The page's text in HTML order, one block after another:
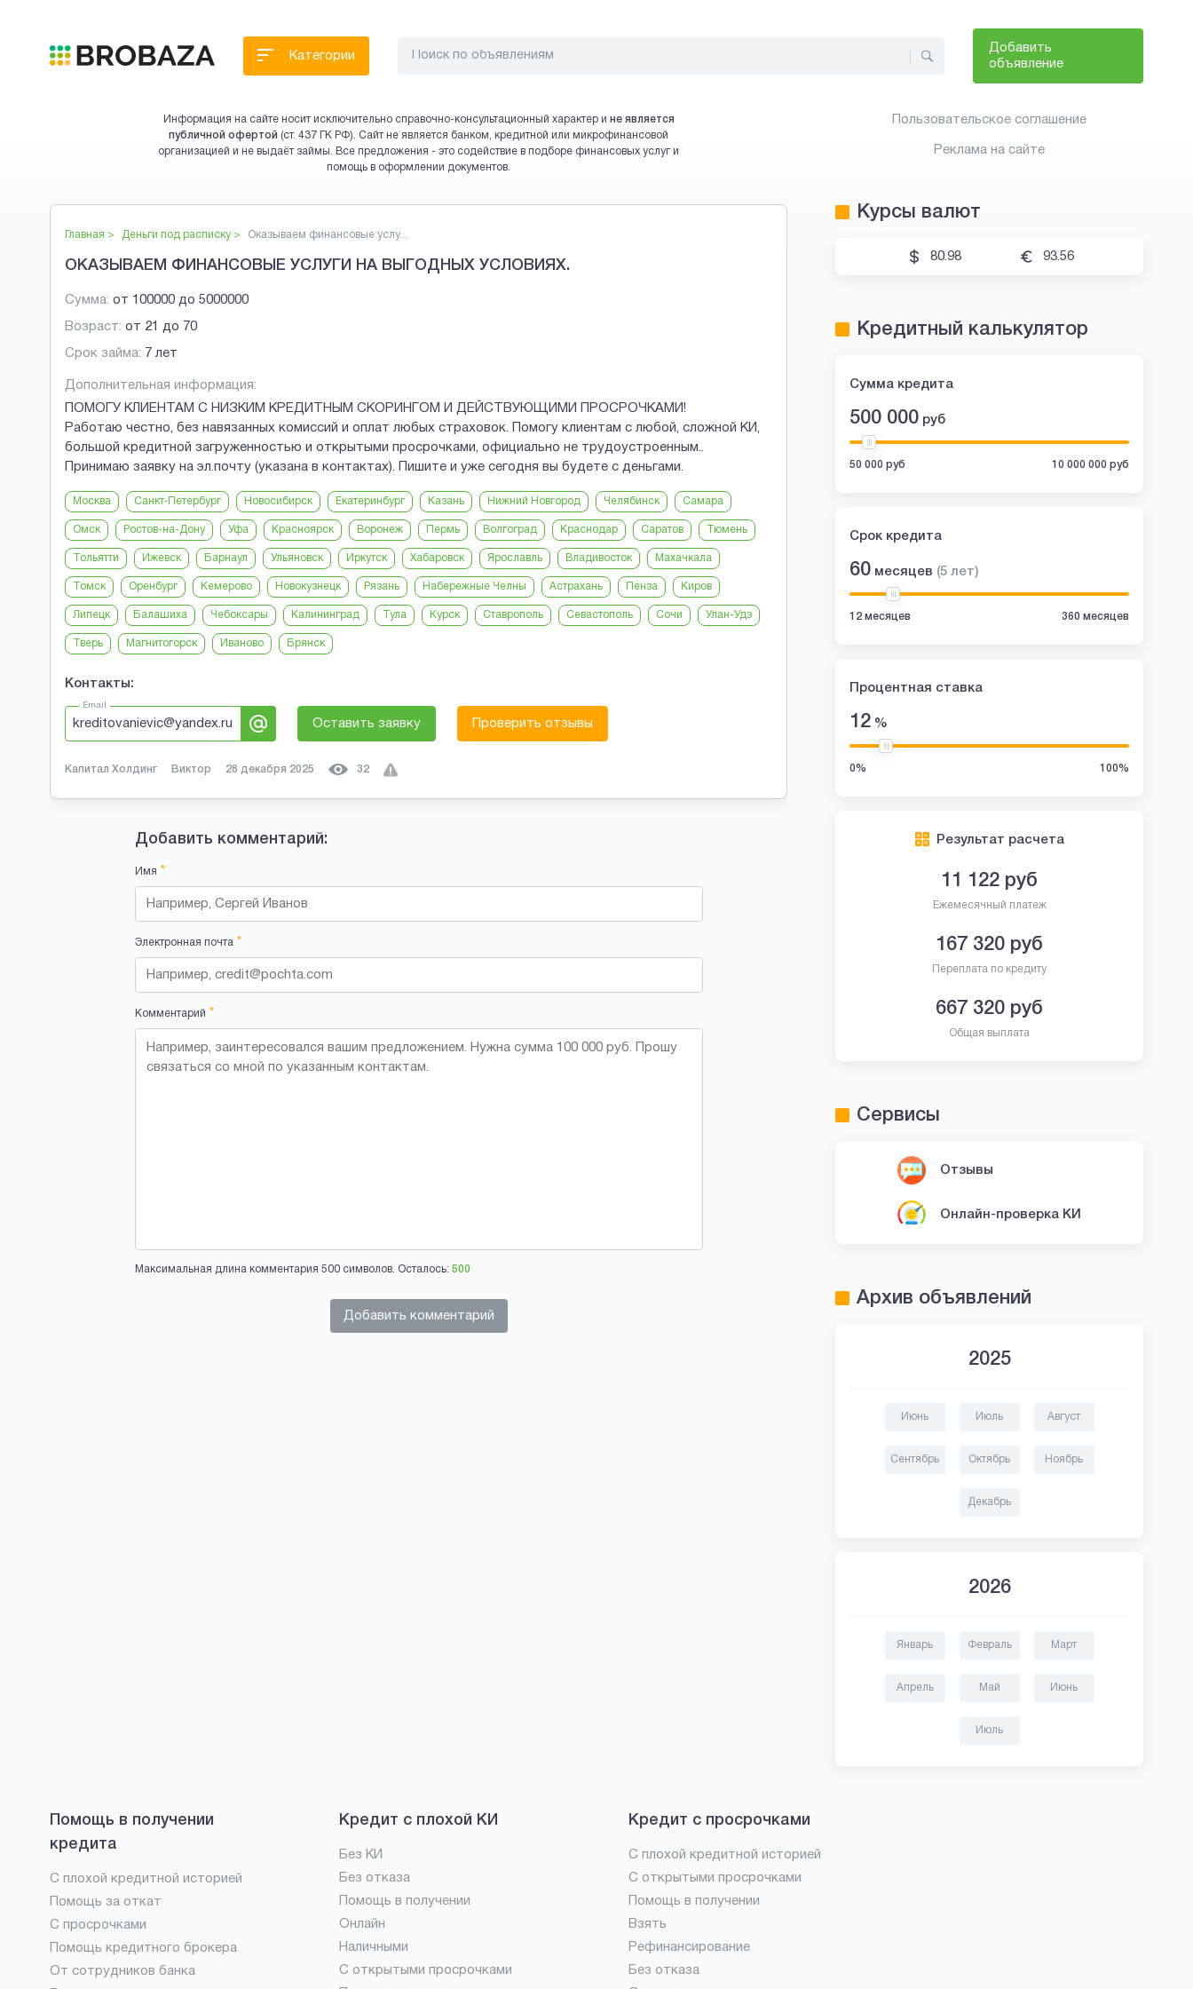
Добавить
объявление
Категории
Информация на сайте носит исключительно справочно-консультационный характер и не является
публичной офертой (ст. 437 ГК РФ). Сайт не является банком, кредитной или микрофинансовой
организацией и не выдаёт займы. Все предложения - это содействие в подборе финансовых услуг и
помощь в оформлении документов.
Главная > Деньги под расписку > Оказываем финансовые услу...
ОКАЗЫВАЕМ ФИНАНСОВЫЕ УСЛУГИ НА ВЫГОДНЫХ УСЛОВИЯХ.
Сумма: от 100000 до 5000000
Возраст: от 21 до 70
Срок займа: 7 лет
Дополнительная информация:
ПОМОГУ КЛИЕНТАМ С НИЗКИМ КРЕДИТНЫМ СКОРИНГОМ И ДЕЙСТВУЮЩИМИ ПРОСРОЧКАМИ!
Работаю честно, без навязанных комиссий и оплат любых страховок. Помогу клиентам с любой, сложной КИ,
большой кредитной загруженностью и открытыми просрочками, официально не трудоустроенным..
Принимаю заявку на эл.почту (указана в контактах). Пишите и уже сегодня вы будете с деньгами.
Москва Санкт-Петербург Новосибирск Екатеринбург Казань Нижний Новгород Челябинск Самара
Омск Ростов-на-Дону Уфа Красноярск Воронеж Пермь Волгоград Краснодар Саратов Тюмень
Тольятти Ижевск Барнаул Ульяновск Иркутск Хабаровск Ярославль Владивосток Махачкала
Томск Оренбург Кемерово Новокузнецк Рязань Набережные Челны Астрахань Пенза Киров
Липецк Балашиха Чебоксары Калининград Тула Курск Ставрополь Севастополь Сочи Улан-Удэ
Тверь Магнитогорск Иваново Брянск
Контакты:
Email
kreditovanievic@yandex.ru Оставить заявку Проверить отзывы
Капитал Холдинг Виктор 28 декабря 2025 32
Добавить комментарий:
Имя *
Электронная почта*
Комментарий *
Максимальная длина комментария 500 символов. Осталось: 500
Добавить комментарий
Пользовательское соглашение
Реклама на сайте
Курсы валют
80.98 93.56
Кредитный калькулятор
Сумма кредита
500 000 руб
50 000 руб 10 000 000 руб
Срок кредита
60 месяцев (5 лет)
12 месяцев 360 месяцев
Процентная ставка
12 %
0% 100%
Результат расчета
11 122 руб
Ежемесячный платеж
167 320 руб
Переплата по кредиту
667 320 руб
Общая выплата
Сервисы
Отзывы
Онлайн-проверка КИ
Архив объявлений
2025
Июнь Июль Август
Сентябрь Октябрь Ноябрь
Декабрь
2026
Январь Февраль Март
Апрель Май Июнь
Июль
Помощь в получении
кредита
С плохой кредитной историей
Помощь за откат
С просрочками
Помощь кредитного брокера
От сотрудников банка
Кредит с плохой КИ
Без КИ
Без отказа
Помощь в получении
Онлайн
Наличными
С открытыми просрочками
Кредит с просрочками
С плохой кредитной историей
С открытыми просрочками
Помощь в получении
Взять
Рефинансирование
Без отказа